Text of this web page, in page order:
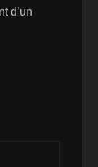
d’un